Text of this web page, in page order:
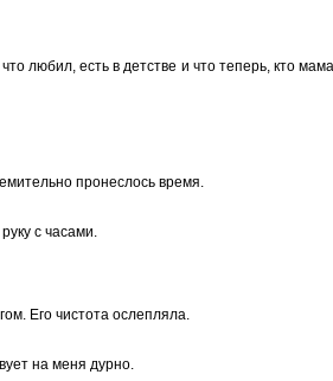
любил, есть в детстве и что теперь, кто
пронеслось время.
с часами.
Его чистота ослепляла.
на меня дурно.